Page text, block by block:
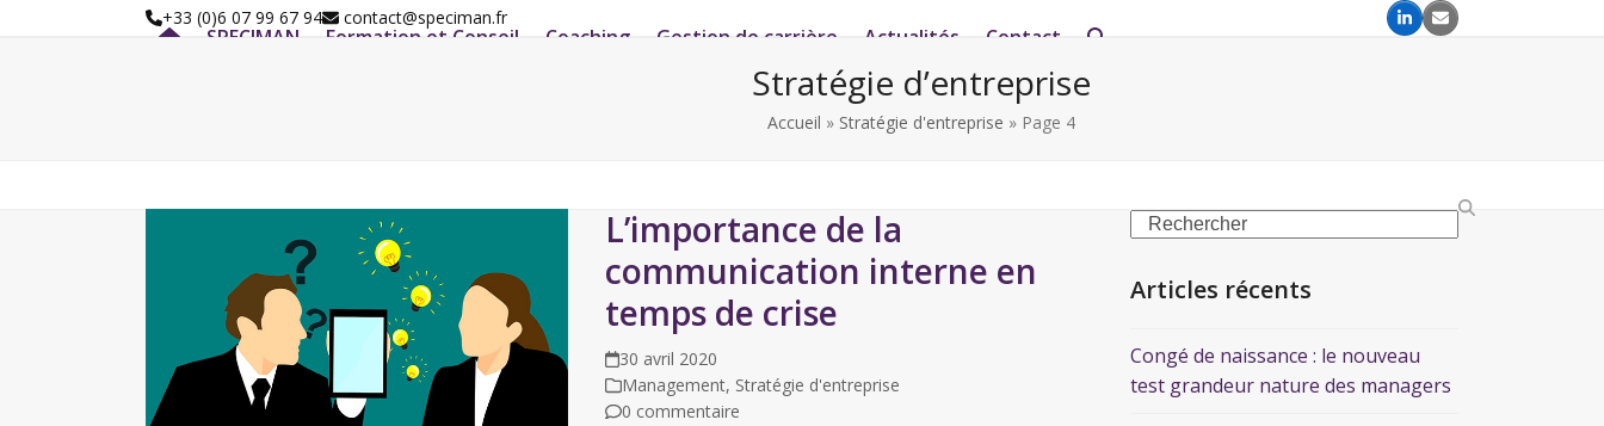
+33 (0)6 07 99 67 94 contact@speciman.fr
SPECIMAN Formation et Conseil Coaching Gestion de carrière Actualités Contact
Stratégie d’entreprise
Accueil » Stratégie d'entreprise » Page 4
L’importance de la
communication interne en
temps de crise
30 avril 2020
Management, Stratégie d'entreprise
0 commentaire
Articles récents
Congé de naissance : le nouveau
test grandeur nature des managers